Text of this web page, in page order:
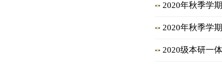
2020年秋季学
2020年秋季学
2020级本研一